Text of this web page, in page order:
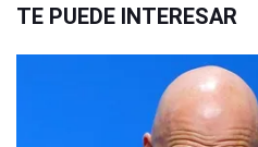
TE PUEDE INTERESAR